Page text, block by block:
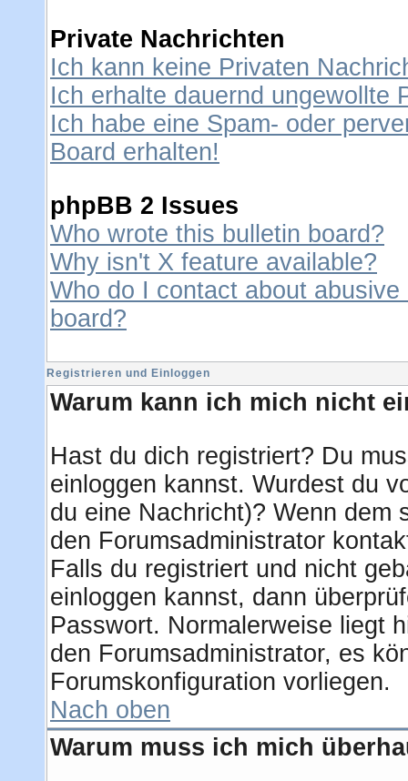
Private Nachrichten
Ich kann keine Privaten
Ich erhalte dauernd ungewollte
Ich habe eine Spam- oder
Board erhalten!
phpBB 2 Issues
Who wrote this bulletin board?
Why isn't X feature available?
Who do I contact about
board?
Registrieren und Einloggen
Warum kann ich mich nicht
Hast du dich registriert? Du
einloggen kannst. Wurdest du
du eine Nachricht)? Wenn dem
den Forumsadministrator
Falls du registriert und nicht
einloggen kannst, dann
Passwort. Normalerweise liegt
den Forumsadministrator, es
Forumskonfiguration vorliegen.
Nach oben
Warum muss ich mich